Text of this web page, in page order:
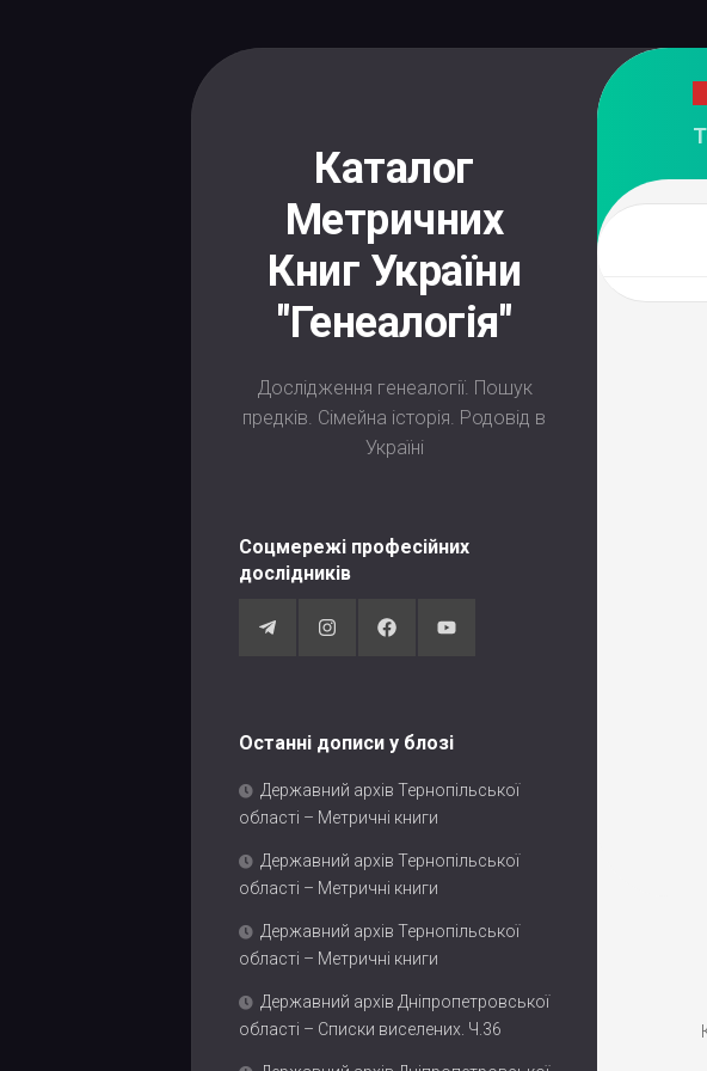
Каталог
Метричних
Книг України
"Генеалогія"
Дослідження генеалогії. Пошук
предків. Сімейна історія. Родовід в
Україні
Соцмережі професійних
дослідників
Останні дописи у блозі
Державний архів Тернопільської
області – Метричні книги
Державний архів Тернопільської
області – Метричні книги
Державний архів Тернопільської
області – Метричні книги
Державний архів Дніпропетровської
області – Списки виселених. Ч.36